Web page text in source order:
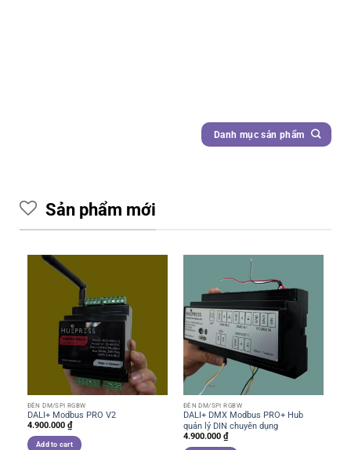
Danh mục sản phẩm
Sản phẩm mới
ĐÈN DM/SPI RGBW
DALI+ Modbus PRO V2
4.900.000 ₫
Add to cart
ĐÈN DM/SPI RGBW
DALI+ DMX Modbus PRO+ Hub
quản lý DIN chuyên dụng
4.900.000 ₫